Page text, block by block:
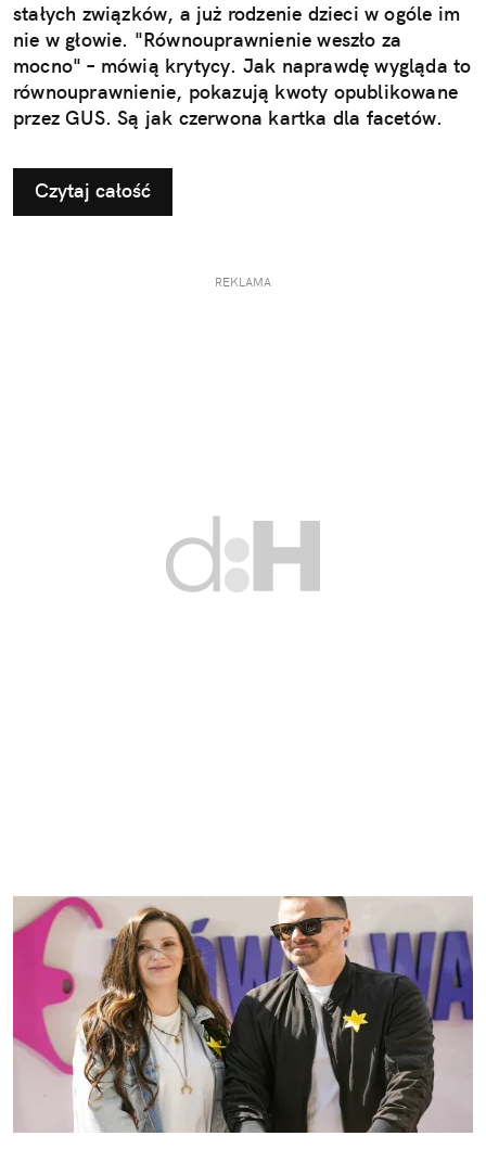
stałych związków, a już rodzenie dzieci w ogóle im
nie w głowie. "Równouprawnienie weszło za
mocno" – mówią krytycy. Jak naprawdę wygląda to
równouprawnienie, pokazują kwoty opublikowane
przez GUS. Są jak czerwona kartka dla facetów.
Czytaj całość
REKLAMA